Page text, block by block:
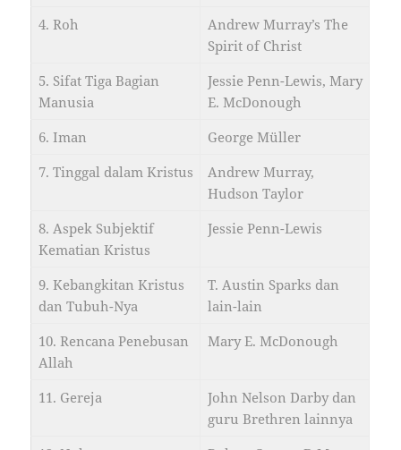
4. Roh
Andrew Murray’s The
Spirit of Christ
5. Sifat Tiga Bagian
Manusia
Jessie Penn-Lewis, Mary
E. McDonough
6. Iman
George Müller
7. Tinggal dalam Kristus
Andrew Murray,
Hudson Taylor
8. Aspek Subjektif
Kematian Kristus
Jessie Penn-Lewis
9. Kebangkitan Kristus
dan Tubuh-Nya
T. Austin Sparks dan
lain-lain
10. Rencana Penebusan
Allah
Mary E. McDonough
11. Gereja
John Nelson Darby dan
guru Brethren lainnya